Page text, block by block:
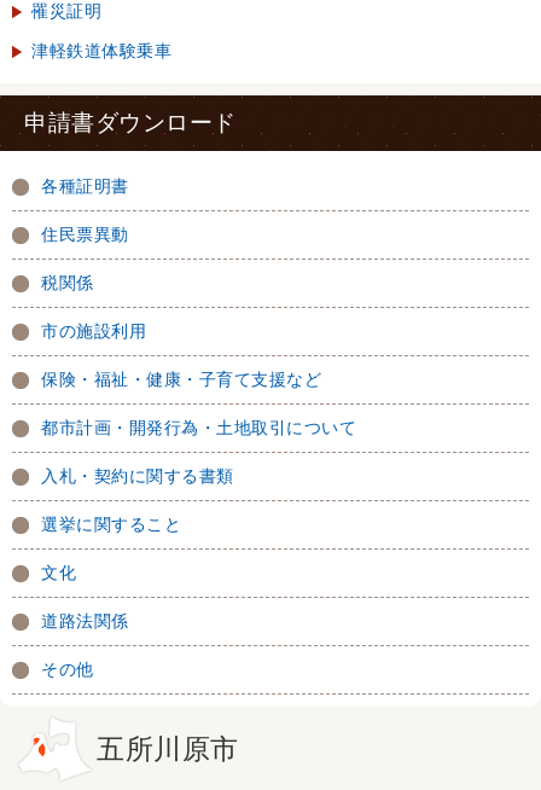
罹災証明
津軽鉄道体験乗車
申請書ダウンロード
各種証明書
住民票異動
税関係
市の施設利用
保険・福祉・健康・子育て支援など
都市計画・開発行為・土地取引について
入札・契約に関する書類
選挙に関すること
文化
道路法関係
その他
五所川原市